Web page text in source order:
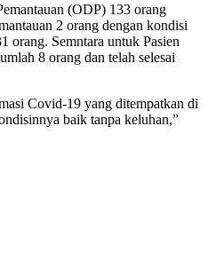
(ODP) 133 orang
2 orang dengan kondisi
orang. Semntara untuk Pasien
8 orang dan telah selesai
Covid-19 yang ditempatkan di
baik tanpa keluhan,”